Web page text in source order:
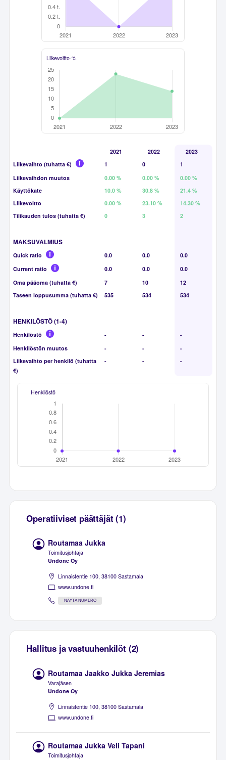
Liikevoitto-%
2021 2022
2023
Liikevaihto (tuhatta €)
1 0
1
Liikevaihdon muutos
0.00 % 0.00 %
0.00 %
Käyttökate
10.0 % 30.8 %
21.4 %
Liikevoitto
0.00 % 23.10 %
14.30 %
Tilikauden tulos (tuhatta €)
0 3 2
MAKSUVALMIUS
Quick ratio 0.0 0.0
0.0
Current ratio
0.0 0.0
0.0
Oma pääoma (tuhatta €)
7 10
12
Taseen loppusumma (tuhatta €)
535 534 534
HENKILÖSTÖ (1-4)
Henkilöstö - -
-
Henkilöstön muutos
- -
-
Liikevaihto per henkilö (tuhatta
€)
- - -
Henkilöstö
Operatiiviset päättäjät (1)
Routamaa Jukka
Toimitusjohtaja
Undone Oy
Linnaistentie 100, 38100 Sastamala
www.undone.fi
NÄYTÄ NUMERO
Hallitus ja vastuuhenkilöt (2)
Routamaa Jaakko Jukka Jeremias
Varajäsen
Undone Oy
Linnaistentie 100, 38100 Sastamala
www.undone.fi
Routamaa Jukka Veli Tapani
Toimitusjohtaja